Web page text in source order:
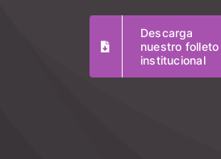
Descarga
nuestro folleto
institucional